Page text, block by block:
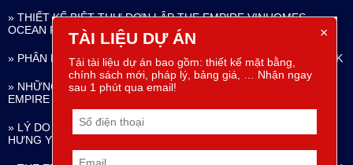
» THIẾT KẾ BIỆT THỰ ĐƠN LẬP THE EMPIRE VINHOMES
OCEAN PARK
» PHÂN KHU NGỌC TRAI THE EMPIRE VINHOMES OCEAN PARK
» NHỮNG ĐẶC QUYỀN SỐNG GIỮA KỲ QUAN ĐÔ THỊ THE
EMPIRE VINHOMES OCEAN PARK
» LÝ DO NÊN CHỌN THE EMPIRE VINHOMES OCEAN PARK
HƯNG YÊN
TÀI LIỆU DỰ ÁN
Tải tài liệu dự án bao gồm: thiết kế mặt bằng,
chính sách mới, pháp lý, bảng giá, … Nhận ngay
sau 1 phút qua email!
×